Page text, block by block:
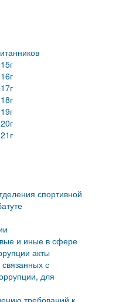
спортивной
и иные в сфере
акты
с
для
требований к